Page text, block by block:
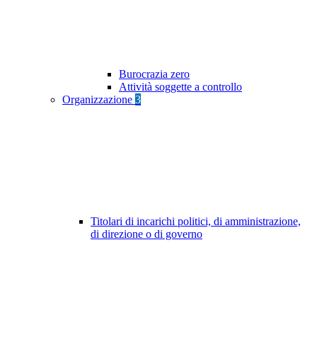
Burocrazia zero
Attività soggette a controllo
Organizzazione 3
Titolari di incarichi politici, di amministrazione,
di direzione o di governo